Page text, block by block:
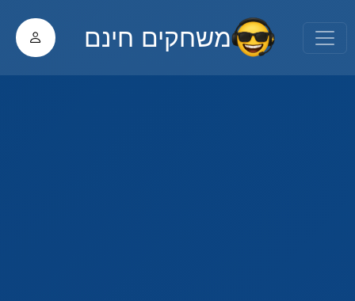
משחקים חינם